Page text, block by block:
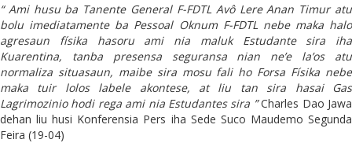
“ Ami husu ba Tanente General F-FDTL Avô Lere Anan Timur atu
bolu imediatamente ba Pessoal Oknum F-FDTL nebe maka halo
agresaun físika hasoru ami nia maluk Estudante sira iha
Kuarentina, tanba presensa seguransa nian ne’e la’os atu
normaliza situasaun, maibe sira mosu fali ho Forsa Físika nebe
maka tuir lolos labele akontese, at liu tan sira hasai Gas
Lagrimozinio hodi rega ami nia Estudantes sira ”Charles Dao Jawa
dehan liu husi Konferensia Pers iha Sede Suco Maudemo Segunda
Feira (19-04)